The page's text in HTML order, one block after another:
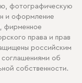
фотографическую
и оформление
фирменное
права и прав
российским
об
собственности.